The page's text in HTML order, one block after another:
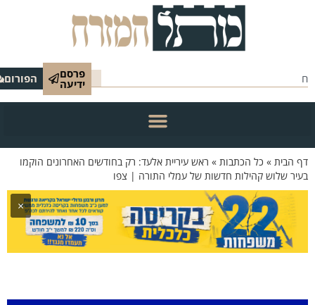
פרסם
ידיעה הפורום
הבית»כל הכתבות»ראש עיריית אלעד: רק בחודשים האחרונים הוקמו
שלוש קהילות חדשות של עמלי התורה | צפו
×